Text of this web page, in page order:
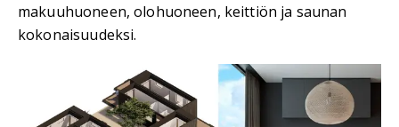
makuuhuoneen, olohuoneen, keittiön ja saunan
kokonaisuudeksi.